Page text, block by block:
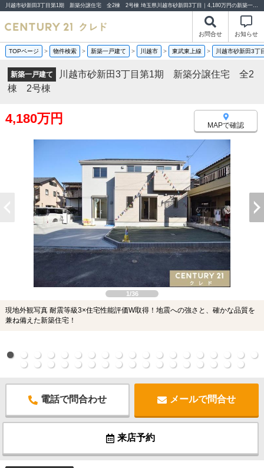
川越市砂新田3丁目第1期 新築分譲住宅 全2棟 2号棟 埼玉県川越市砂新田3丁目｜4,180万円の新築一戸建て｜分譲住宅や新築物件｜センチュリー21クレド
お問合せ お知らせ
TOPページ > 物件検索 > 新築一戸建て > 川越市 > 東武東上線 > 川越市砂新田3
新築一戸建て
川越市砂新田3丁目第1期 新築分譲住宅 全2
棟 2号棟
4,180万円 MAPで確認
1/36
現地外観写真 耐震等級3×住宅性能評価W取得！地震への強さと、確かな品質を
兼ね備えた新築住宅！
電話で問合わせ メールで問合せ
来店予約